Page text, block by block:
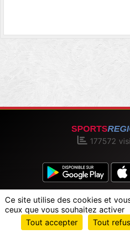
SPORTS
177572
Charte cookies
Informations légales
Signaler
Envie de participer ?
Ce site utilise des cookies et
ceux que vous souhaitez activer
Tout accepter
Tout